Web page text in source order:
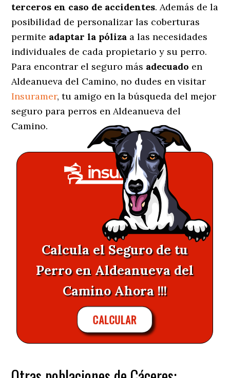
terceros en caso de accidentes. Además de la
posibilidad de personalizar las coberturas
permite adaptar la póliza a las necesidades
individuales de cada propietario y su perro.
Para encontrar el seguro más adecuado en
Aldeanueva del Camino, no dudes en visitar
Insuramer, tu amigo en la búsqueda del mejor
seguro para perros en Aldeanueva del
Camino.
Calcula el Seguro de tu
Perro en Aldeanueva del
Camino Ahora !!!
CALCULAR